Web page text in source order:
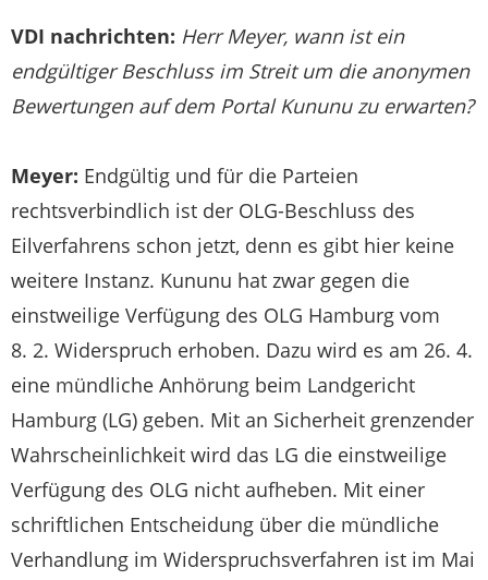
VDI nachrichten: Herr Meyer, wann ist ein
endgültiger Beschluss im Streit um die anonymen
Bewertungen auf dem Portal Kununu zu erwarten?
Meyer: Endgültig und für die Parteien
rechtsverbindlich ist der OLG-Beschluss des
Eilverfahrens schon jetzt, denn es gibt hier keine
weitere Instanz. Kununu hat zwar gegen die
einstweilige Verfügung des OLG Hamburg vom
8. 2. Widerspruch erhoben. Dazu wird es am 26. 4.
eine mündliche Anhörung beim Landgericht
Hamburg (LG) geben. Mit an Sicherheit grenzender
Wahrscheinlichkeit wird das LG die einstweilige
Verfügung des OLG nicht aufheben. Mit einer
schriftlichen Entscheidung über die mündliche
Verhandlung im Widerspruchsverfahren ist im Mai